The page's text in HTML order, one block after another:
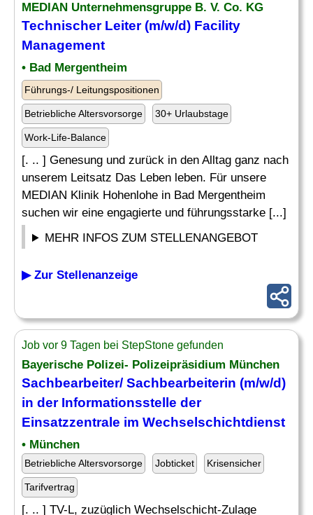
MEDIAN Unternehmensgruppe B. V. Co. KG
Technischer Leiter(m/w/d) Facility
Management
• Bad Mergentheim
Führungs-/ Leitungspositionen
Betriebliche Altersvorsorge 30+ Urlaubstage
Work-Life-Balance
[. .. ] Genesung und zurück in den Alltag ganz nach
unserem Leitsatz Das Leben leben. Für unsere
MEDIAN Klinik Hohenlohe in Bad Mergentheim
suchen wir eine engagierte und führungsstarke [...]
MEHR INFOS ZUM STELLENANGEBOT
▶ Zur Stellenanzeige
Job vor 9 Tagen bei StepStone gefunden
Bayerische Polizei- Polizeipräsidium München
Sachbearbeiter/ Sachbearbeiterin (m/w/d)
in der Informationsstelle der
Einsatzzentrale im Wechselschichtdienst
• München
Betriebliche Altersvorsorge Jobticket Krisensicher
Tarifvertrag
[. .. ] TV-L, zuzüglich Wechselschicht-Zulage